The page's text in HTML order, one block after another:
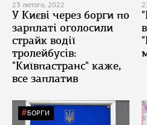
23 лютого, 2022
У Києві через борги по
зарплаті оголосили
страйк водії
тролейбусів:
"Київпастранс" каже,
все заплатив
БОРГИ